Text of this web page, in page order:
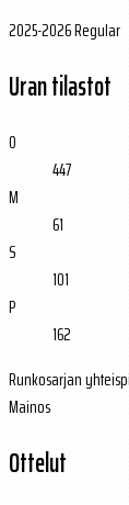
2025-2026 Regular
Uran tilastot
O
447
M
61
S
101
P
162
Runkosarjan
Mainos
Ottelut